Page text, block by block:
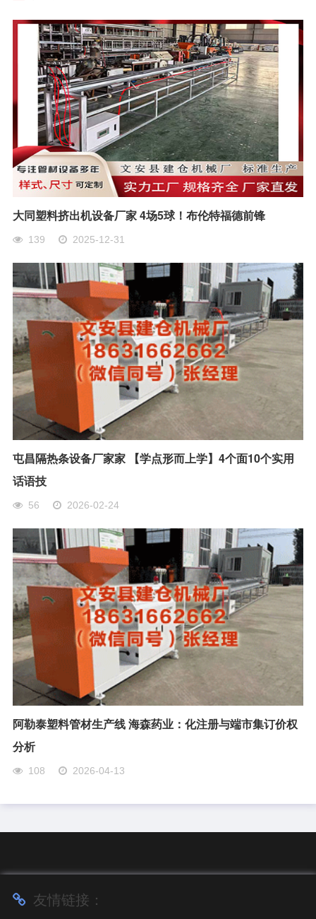
大同塑料挤出机设备厂家 4场5球！布伦特福德前锋
139 2025-12-31
屯昌隔热条设备厂家家 【学点形而上学】4个面10个实用
话语技
56 2026-02-24
阿勒泰塑料管材生产线 海森药业：化注册与端市集订价权
分析
108 2026-04-13
友情链接：